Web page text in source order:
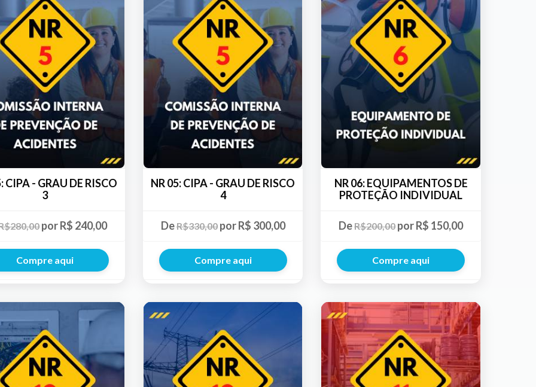
CIPA - GRAU DE RISCO
3
por R$ 240,00
Compre aqui
NR 05: CIPA - GRAU DE RISCO
4
DeR$330,00por R$ 300,00
Compre aqui
NR 06: EQUIPAMENTOS DE
PROTEÇÃO INDIVIDUAL
DeR$200,00 por R$ 150,00
Compre aqui